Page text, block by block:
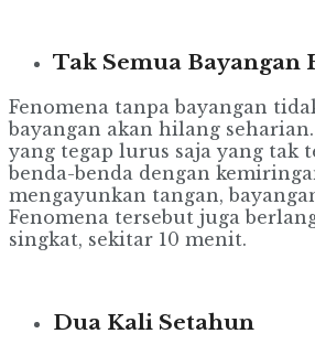
Tak Semua Bayangan
Fenomena tanpa bayangan
bayangan akan hilang
yang tegap lurus saja yang tak
benda-benda dengan
mengayunkan tangan,
Fenomena tersebut juga
singkat, sekitar 10 menit.
Dua Kali Setahun